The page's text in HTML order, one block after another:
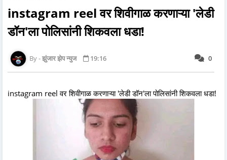
instagram reel वर शिवीगाळ करणाऱ्या 'लेडी
डॉन'ला पोलिसांनी शिकवला धडा!
0
झुंजार झेप न्युज 19:16
instagram reel वर शिवीगाळ करणाऱ्या 'लेडी डॉन'ला पोलिसांनी शिकवला धडा!